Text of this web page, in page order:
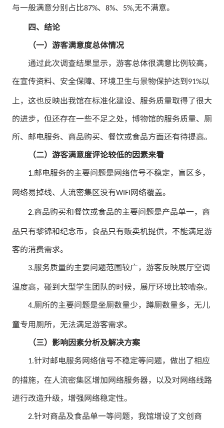
与一般满意分别占比87%、 8%、 5%,无不满意。
四、结论
（一）游客满意度总体情况
通过此次调查结果显示，游客总体很满意比例较高，
在宣传资料、安全保障、环境卫生与景物保护达到91%以
上，这也反映出我馆在标准化建设、服务质量取得了很大
的进步，但还存在一些不足之处，博物馆的服务质量、厕
所、邮电服务、商品购买、餐饮或食品方面还有待提高。
（二）游客满意度评论较低的因素来看
1.邮电服务的主要问题是网络信号不稳定，盲区多，
网络易掉线、人流密集区没有WIFI 网络覆盖。
2.商品购买和餐饮或食品的主要问题是产品单一，商
品只有黎锦和纪念币，食品只有贩卖机提供，不能满足游
客的消费需求。
3.服务质量的主要问题范围较广，游客反映展厅空调
温度高，碰到大型学生团队的时候，展厅环境比较嘈杂。
4.厕所的主要问题是坐厕数量少，蹲厕数量多，无儿
童专用厕所，无法满足游客需求。
（三）影响因素分析及解决方案
1.针对邮电服务网络信号不稳定等问题，做出了相应
的措施，在人流密集区增加网络服务器，以及对网络线路
进行改造升级，增强网络稳定性。
2.针对商品及食品单一等问题，我馆增设了文创商